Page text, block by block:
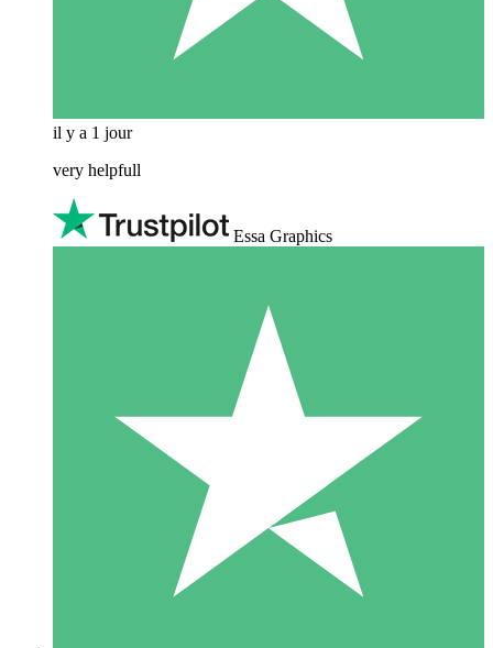
il y a 1 jour
very helpfull
Essa Graphics